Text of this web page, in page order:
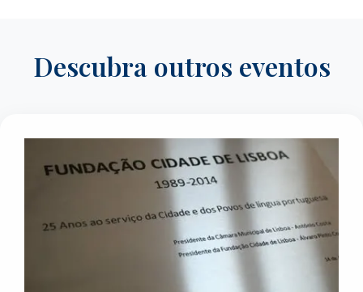
Descubra outros eventos